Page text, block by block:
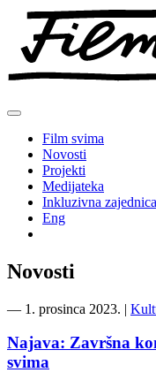
Preskoči
sadržaj
Film svima
Novosti
Projekti
Medijateka
Inkluzivna zajednica
Eng
Novosti
― 1. prosinca 2023. |
Najava: Završna
svima